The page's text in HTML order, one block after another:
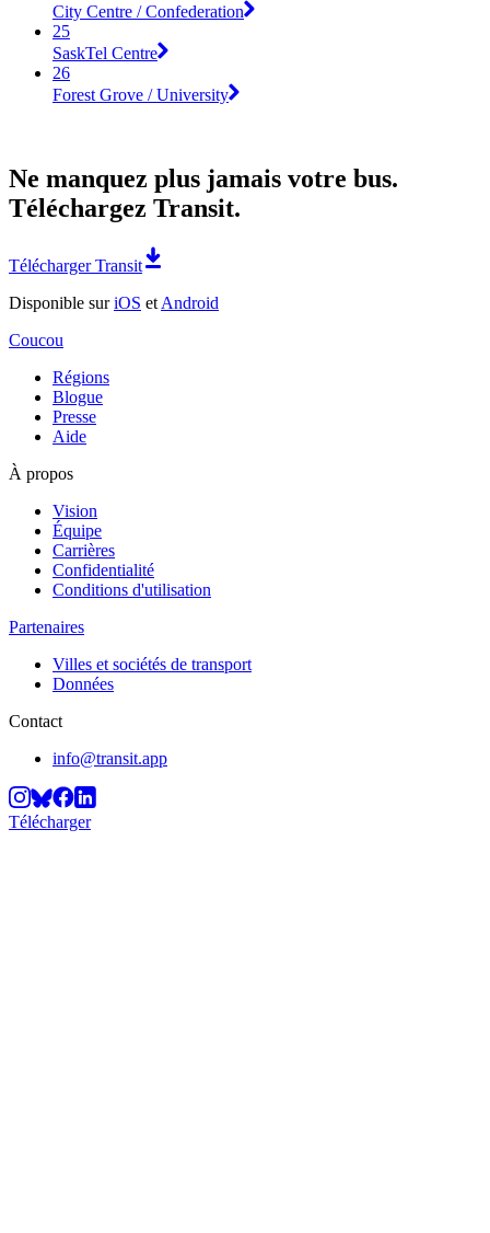
City Centre / Confederation
25
SaskTel Centre
26
Forest Grove / University
Ne manquez plus jamais votre bus.
Téléchargez Transit.
Télécharger Transit
Disponible suriOS et Android
Coucou
Régions
Blogue
Presse
Aide
À propos
Vision
Équipe
Carrières
Confidentialité
Conditions d'utilisation
Partenaires
Villes et sociétés de transport
Données
Contact
info@transit.app
Télécharger